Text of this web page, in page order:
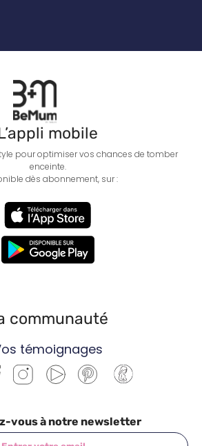
communauté
témoignages
vous à notre newsletter
mobile
pour optimiser vos chances de tomber
enceinte.
dès abonnement, sur :